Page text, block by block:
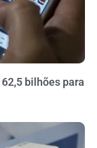
bilhões para